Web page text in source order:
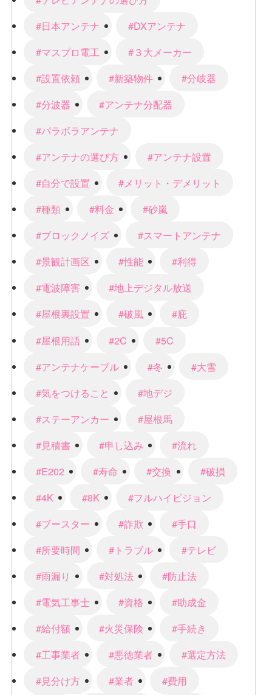
#日本アンテナ
#DXアンテナ
#マスプロ電工
#３大メーカー
#設置依頼
#新築物件
#分岐器
#分波器
#アンテナ分配器
#パラボラアンテナ
#アンテナの選び方
#アンテナ設置
#自分で設置
#メリット・デメリット
#種類
#料金
#砂嵐
#ブロックノイズ
#スマートアンテナ
#景観計画区
#性能
#利得
#電波障害
#地上デジタル放送
#屋根裏設置
#破風
#庇
#屋根用語
#2C
#5C
#アンテナケーブル
#冬
#大雪
#気をつけること
#地デジ
#ステーアンカー
#屋根馬
#見積書
#申し込み
#流れ
#E202
#寿命 #交換
#破損
#4K
#8K
#フルハイビジョン
#ブースター
#詐欺
#手口
#所要時間
#トラブル
#テレビ
#雨漏り
#対処法
#防止法
#電気工事士
#資格
#助成金
#給付額
#火災保険
#手続き
#工事業者
#悪徳業者
#選定方法
#見分け方
#業者
#費用